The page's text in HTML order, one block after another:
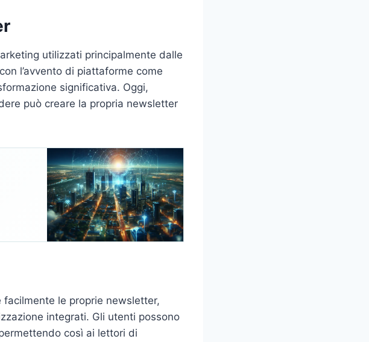
utilizzati principalmente dalle
l’avvento di piattaforme come
significativa. Oggi,
può creare la propria newsletter
le proprie newsletter,
integrati. Gli utenti possono
così ai lettori di